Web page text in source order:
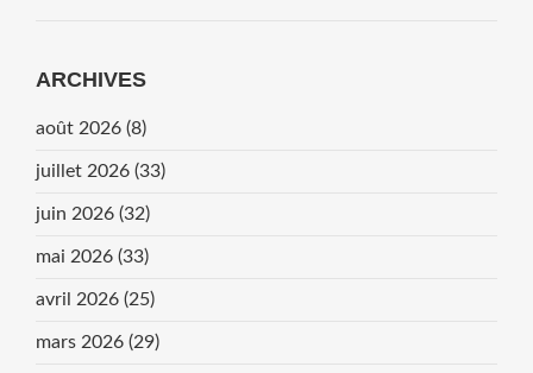
ARCHIVES
août 2026 (8)
juillet 2026 (33)
juin 2026 (32)
mai 2026 (33)
avril 2026 (25)
mars 2026 (29)